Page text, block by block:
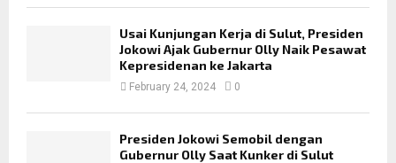
Usai Kunjungan Kerja di Sulut, Presiden
Jokowi Ajak Gubernur Olly Naik Pesawat
Kepresidenan ke Jakarta
February 24, 2024 0
Presiden Jokowi Semobil dengan
Gubernur Olly Saat Kunker di Sulut